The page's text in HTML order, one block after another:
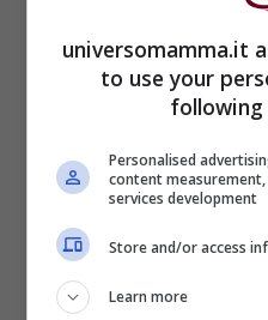
proseguito Anna.
viola il regolamento
Dopo queste parole
schermole foto
universomamma.it
to use your
following
Personalised
content
services development
Store and/or access
Learn more